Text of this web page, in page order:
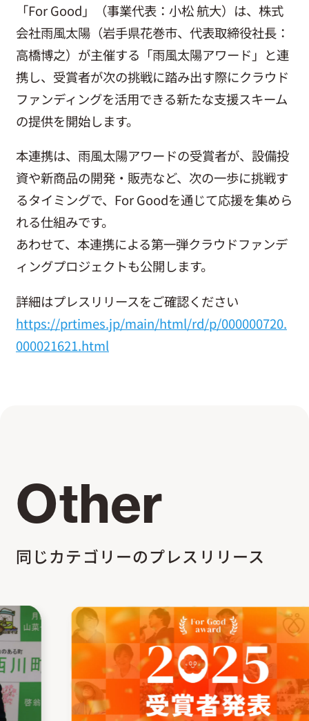
プレスルーム
お問い合わせ
「For Good」（事業代表：小松 航大）は、株式
会社雨風太陽（岩手県花巻市、代表取締役社長：
高橋博之）が主催する「雨風太陽アワード」と連
携し、受賞者が次の挑戦に踏み出す際にクラウド
ファンディングを活用できる新たな支援スキーム
の提供を開始します。
本連携は、雨風太陽アワードの受賞者が、設備投
資や新商品の開発・販売など、次の一歩に挑戦す
るタイミングで、For Goodを通じて応援を集めら
れる仕組みです。
あわせて、本連携による第一弾クラウドファンデ
ィングプロジェクトも公開します。
詳細はプレスリリースをご確認ください
https://prtimes.jp/main/html/rd/p/000000720.
000021621.html
Other
同じカテゴリーのプレスリリース